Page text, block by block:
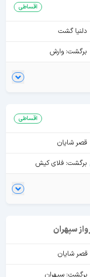
اقساطی
دلنیا گشت
برگشت: وارش
اقساطی
قصر شایان
برگشت: فلای کیش
قصر شایان
برگشت: سپهران